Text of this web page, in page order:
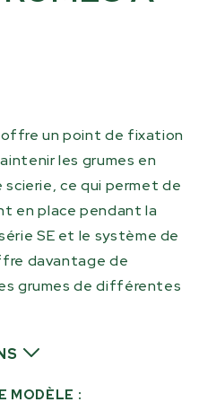
offre un point de fixation
les grumes en
scierie, ce qui permet de
en place pendant la
SE et le système de
davantage de
grumes de différentes
équipée d'un
MODÈLE :